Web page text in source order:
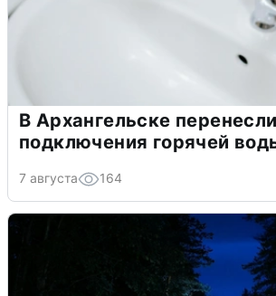
В Архангельске
подключения горячей
7 августа 164